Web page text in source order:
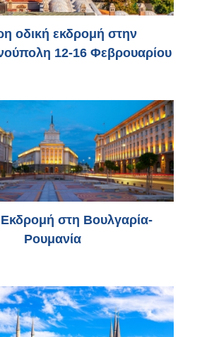
οδική εκδρομή στην
12-16 Φεβρουαρίου
στη Βουλγαρία-
Ρουμανία